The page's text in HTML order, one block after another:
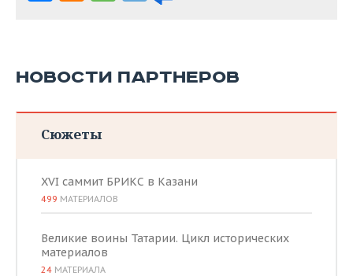
НОВОСТИ ПАРТНЕРОВ
Сюжеты
XVI саммит БРИКС в Казани
499 МАТЕРИАЛОВ
Великие воины Татарии. Цикл исторических
материалов
24 МАТЕРИАЛА